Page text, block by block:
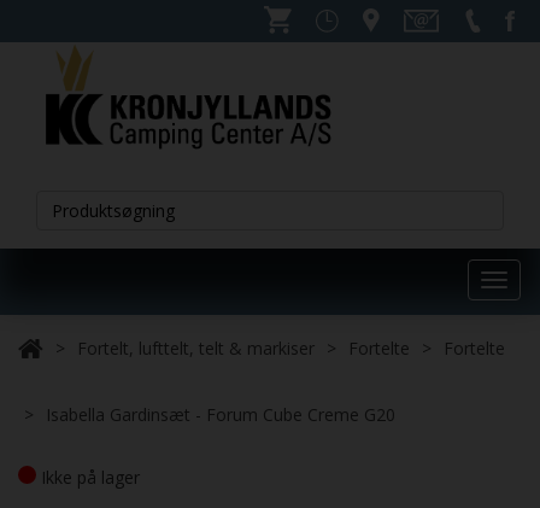
Fortelt, lufttelt, telt & markiser Fortelte Fortelte
Isabella Gardinsæt - Forum Cube Creme G20
Ikke på lager